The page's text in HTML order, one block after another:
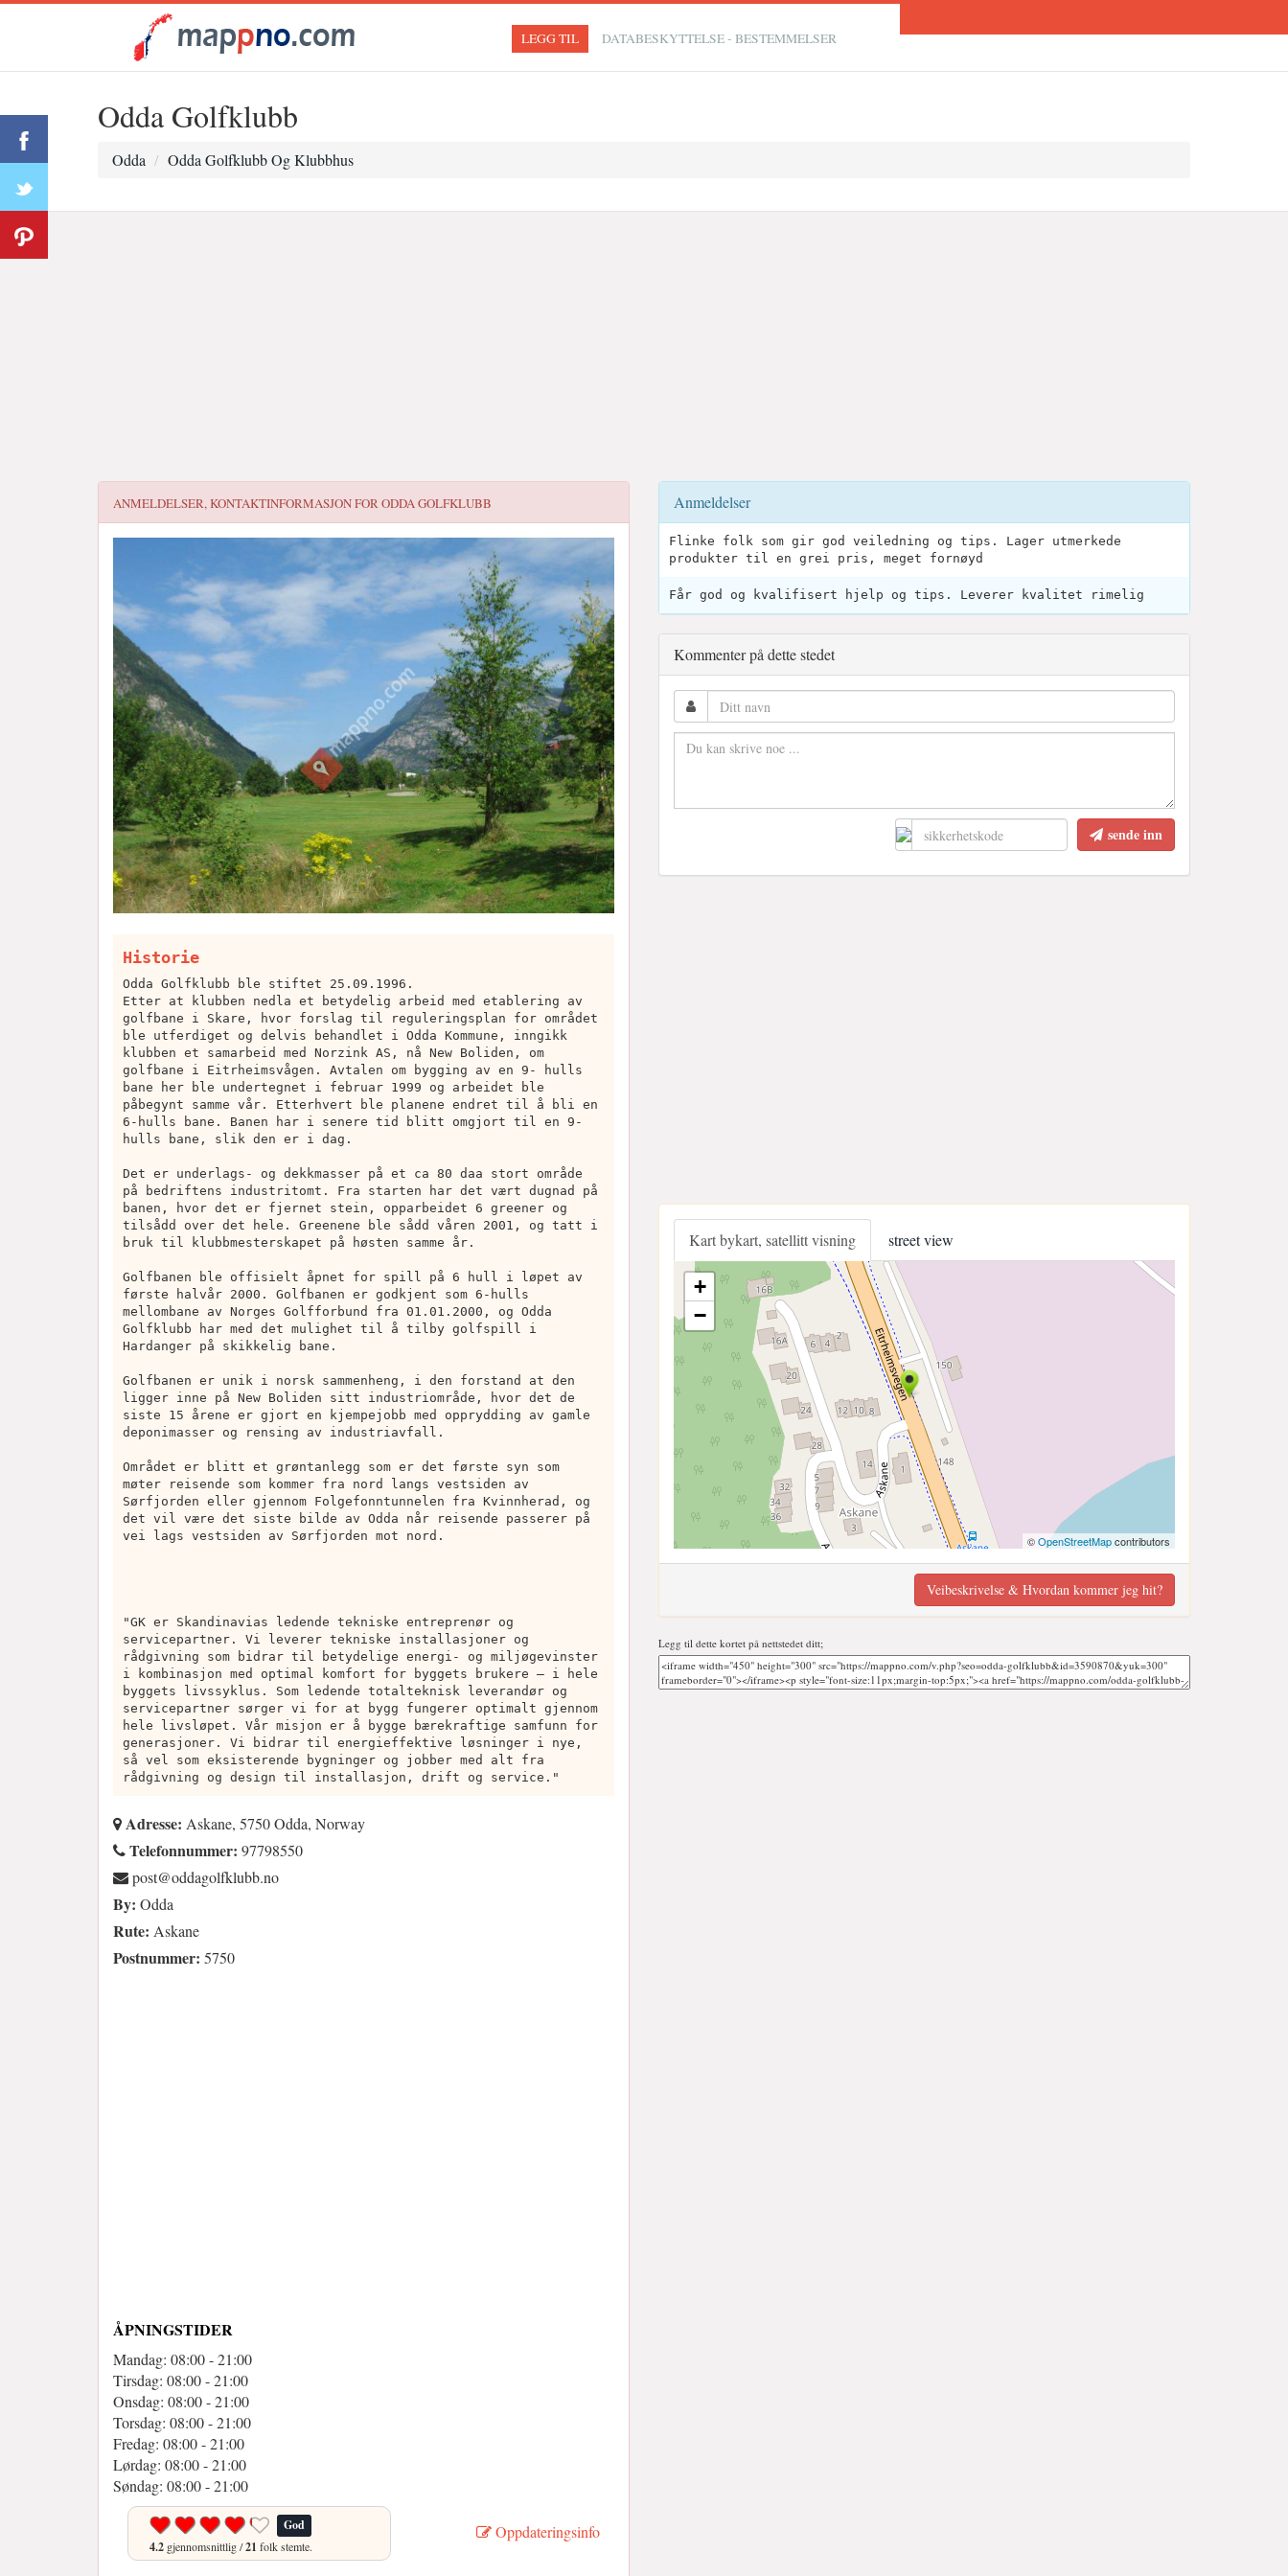
LEGG TIL DATABESKYTTELSE - BESTEMMELSER
Odda Golfklubb
Odda Odda Golfklubb Og Klubbhus
ANMELDELSER, KONTAKTINFORMASJON FORODDA GOLFKLUBB
Historie
Odda Golfklubb ble stiftet 25.09.1996.
Etter at klubben nedla et betydelig arbeid med etablering av
golfbane i Skare, hvor forslag til reguleringsplan for området
ble utferdiget og delvis behandlet i Odda Kommune, inngikk
klubben et samarbeid med Norzink AS, nå New Boliden, om
golfbane i Eitrheimsvågen. Avtalen om bygging av en 9- hulls
bane her ble undertegnet i februar 1999 og arbeidet ble
påbegynt samme vår. Etterhvert ble planene endret til å bli en
6-hulls bane. Banen har i senere tid blitt omgjort til en 9-
hulls bane, slik den er i dag.
Det er underlags- og dekkmasser på et ca 80 daa stort område
på bedriftens industritomt. Fra starten har det vært dugnad på
banen, hvor det er fjernet stein, opparbeidet 6 greener og
tilsådd over det hele. Greenene ble sådd våren 2001, og tatt i
bruk til klubbmesterskapet på høsten samme år.
Golfbanen ble offisielt åpnet for spill på 6 hull i løpet av
første halvår 2000. Golfbanen er godkjent som 6-hulls
mellombane av Norges Golfforbund fra 01.01.2000, og Odda
Golfklubb har med det mulighet til å tilby golfspill i
Hardanger på skikkelig bane.
Golfbanen er unik i norsk sammenheng, i den forstand at den
ligger inne på New Boliden sitt industriområde, hvor det de
siste 15 årene er gjort en kjempejobb med opprydding av gamle
deponimasser og rensing av industriavfall.
Området er blitt et grøntanlegg som er det første syn som
møter reisende som kommer fra nord langs vestsiden av
Sørfjorden eller gjennom Folgefonntunnelen fra Kvinnherad, og
det vil være det siste bilde av Odda når reisende passerer på
vei lags vestsiden av Sørfjorden mot nord.
"GK er Skandinavias ledende tekniske entreprenør og
servicepartner. Vi leverer tekniske installasjoner og
rådgivning som bidrar til betydelige energi- og miljøgevinster
i kombinasjon med optimal komfort for byggets brukere – i hele
byggets livssyklus. Som ledende totalteknisk leverandør og
servicepartner sørger vi for at bygg fungerer optimalt gjennom
hele livsløpet. Vår misjon er å bygge bærekraftige samfunn for
generasjoner. Vi bidrar til energieffektive løsninger i nye,
så vel som eksisterende bygninger og jobber med alt fra
rådgivning og design til installasjon, drift og service."
Adresse: Askane, 5750 Odda, Norway
Telefonnummer: 97798550
on.bbulkflogaddo@tsop
By: Odda
Rute: Askane
Postnummer: 5750
ÅPNINGSTIDER
Mandag: 08:00 - 21:00
Tirsdag: 08:00 - 21:00
Onsdag: 08:00 - 21:00
Torsdag: 08:00 - 21:00
Fredag: 08:00 - 21:00
Lørdag: 08:00 - 21:00
Søndag: 08:00 - 21:00
God
4.2 gjennomsnittlig /21 folk stemte.
Oppdateringsinfo
Anmeldelser
Flinke folk som gir god veiledning og tips. Lager utmerkede
produkter til en grei pris, meget fornøyd
Får god og kvalifisert hjelp og tips. Leverer kvalitet rimelig
Kommenter på dette stedet
sende inn
Kart bykart, satellitt visning street view
+
−
©OpenStreetMapcontributors
Veibeskrivelse & Hvordan kommer jeg hit?
Legg til dette kortet på nettstedet ditt;